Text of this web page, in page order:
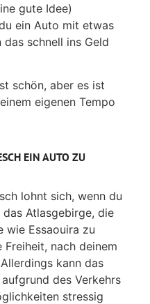
gute Idee)
ein Auto mit etwas
schnell ins Geld
schön, aber es ist
eigenen Tempo
EIN AUTO ZU
lohnt sich, wenn du
Atlasgebirge, die
wie Essaouira zu
nach deinem
kann das
des Verkehrs
stressig